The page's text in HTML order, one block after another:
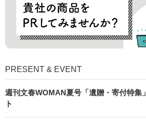
PRESENT & EVENT
週刊文春WOMAN夏号「遺贈・寄付特集
ト